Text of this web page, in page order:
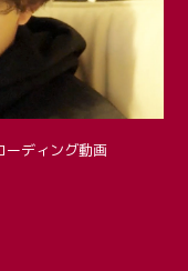
ーディング動画